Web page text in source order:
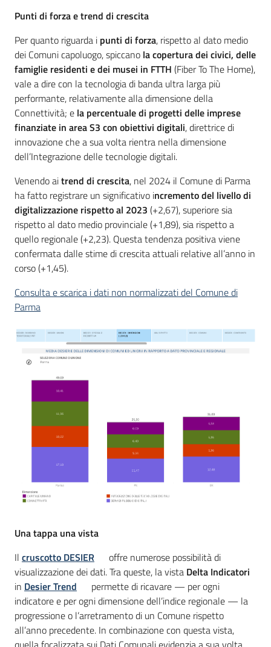
Punti di forza e trend di crescita
Per quanto riguarda i punti di forza, rispetto al dato medio
dei Comuni capoluogo, spiccano la copertura dei civici, delle
famiglie residenti e dei musei in FTTH (Fiber To The Home),
vale a dire con la tecnologia di banda ultra larga più
performante, relativamente alla dimensione della
Connettività; e la percentuale di progetti delle imprese
finanziate in area S3 con obiettivi digitali, direttrice di
innovazione che a sua volta rientra nella dimensione
dell’Integrazione delle tecnologie digitali.
Venendo aitrend di crescita, nel 2024 il Comune di Parma
ha fatto registrare un significativo incremento del livello di
digitalizzazione rispetto al 2023 (+2,67), superiore sia
rispetto al dato medio provinciale (+1,89), sia rispetto a
quello regionale (+2,23). Questa tendenza positiva viene
confermata dalle stime di crescita attuali relative all’anno in
corso (+1,45).
Consulta e scarica i dati non normalizzati del Comune di
Parma
Una tappa una vista
Il cruscotto DESIER
offre numerose possibilità di
visualizzazione dei dati. Tra queste, la vista Delta Indicatori
in Desier Trend
permette di ricavare — per ogni
indicatore e per ogni dimensione dell’indice regionale — la
progressione o l’arretramento di un Comune rispetto
all’anno precedente. In combinazione con questa vista,